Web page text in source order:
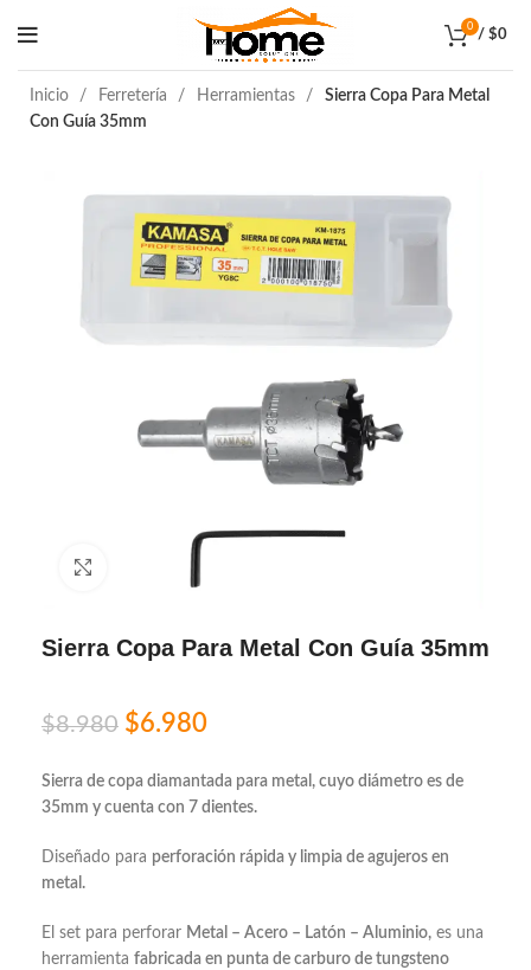
0
/ $0
Inicio Ferretería Herramientas
Sierra Copa Para Metal
Con Guía 35mm
Sierra Copa Para Metal Con Guía 35mm
$8.980 $6.980
Sierra de copa diamantada para metal, cuyo diámetro es de
35mm y cuenta con 7 dientes.
Diseñado para perforación rápida y limpia de agujeros en
metal.
El set para perforar Metal – Acero – Latón – Aluminio, es una
herramienta fabricada en punta de carburo de tungsteno